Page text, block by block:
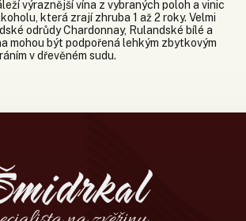
výraznější vína z vybraných poloh a vinic
která zrají zhruba 1 až 2 roky. Velmi
odrůdy Chardonnay, Rulandské bílé a
mohou být podpořená lehkým zbytkovým
v dřevěném sudu.